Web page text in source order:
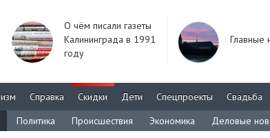
О чём писали газеты
Калининграда в 1991
году
Главные
Справка Скидки Дети Спецпроекты Свадьба
Политика Происшествия Экономика Деловые